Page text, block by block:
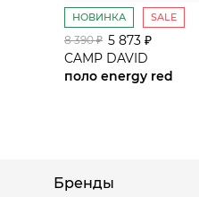
НОВИНКА SALE
8 390 ₽ 5 873 ₽
CAMP DAVID
поло energy red
Бренды